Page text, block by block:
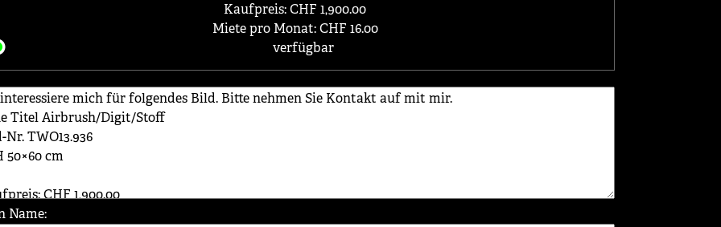
Kaufpreis: CHF 1,900.00
Miete pro Monat: CHF 16.00
verfügbar
Name: